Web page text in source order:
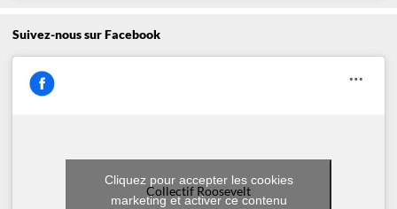
Suivez-nous sur Facebook
Collectif Roosevelt
Cliquez pour accepter les cookies
marketing et activer ce contenu